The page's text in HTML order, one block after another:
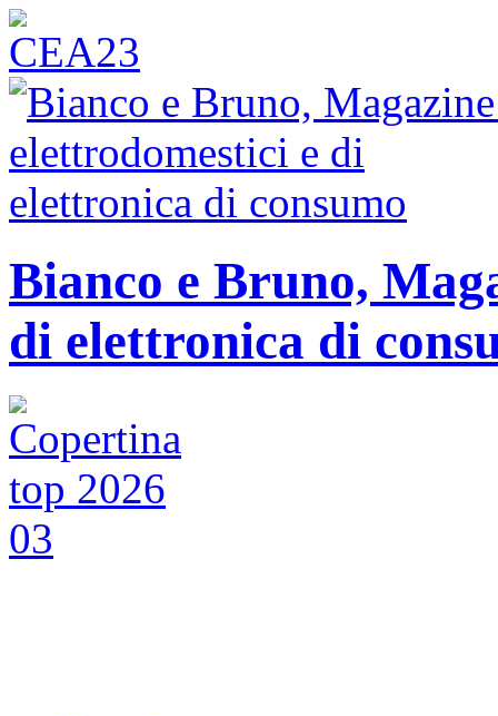
Bianco e Bruno,
di elettronica di